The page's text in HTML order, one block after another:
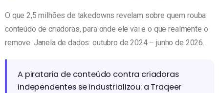
O que 2,5 milhões de takedowns revelam sobre quem rouba
conteúdo de criadoras, para onde ele vai e o que realmente o
remove. Janela de dados: outubro de 2024 – junho de 2026.
A pirataria de conteúdo contra criadoras
independentes se industrializou: a Traqeer